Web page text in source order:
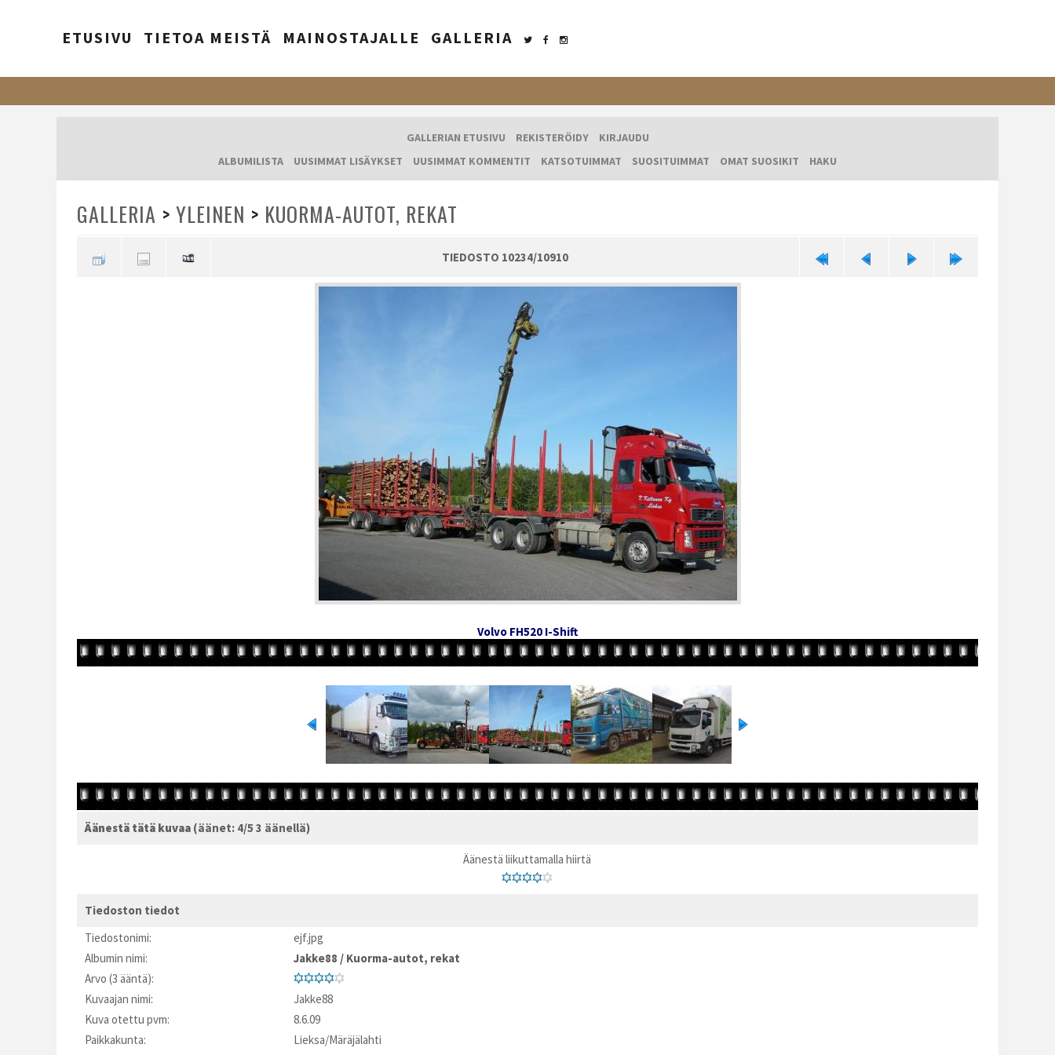
ETUSIVU TIETOA MEISTÄ MAINOSTAJALLE GALLERIA
GALLERIAN ETUSIVU REKISTERÖIDY
KIRJAUDU
ALBUMILISTA
UUSIMMAT LISÄYKSET UUSIMMAT KOMMENTIT KATSOTUIMMAT SUOSITUIMMAT OMAT SUOSIKIT HAKU
GALLERIA > YLEINEN > KUORMA-AUTOT, REKAT
TIEDOSTO 10234/10910
Volvo FH520 I-Shift
Äänestä tätä kuvaa (äänet: 4/5 3 äänellä)
Äänestä liikuttamalla hiirtä
Tiedoston tiedot
Tiedostonimi:
ejf.jpg
Albumin nimi:
Jakke88 / Kuorma-autot, rekat
Arvo (3 ääntä):
Kuvaajan nimi:
Jakke88
Kuva otettu pvm:
8.6.09
Paikkakunta:
Lieksa/Märäjälahti